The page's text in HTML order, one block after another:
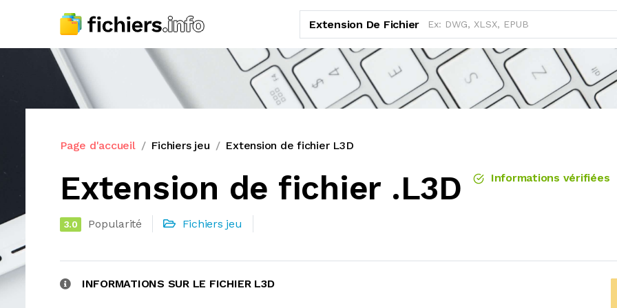
Extension De Fichier
Page d'accueil Fichiers jeu Extension de fichier L3D
Extension de fichier .L3D Informations vérifiées
3.0 Popularité Fichiers jeu
INFORMATIONS SUR LE FICHIER L3D